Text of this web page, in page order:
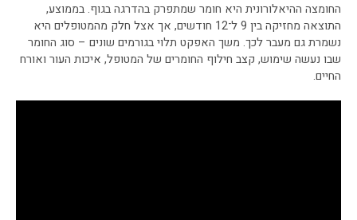
החומצה ההיאלורונית היא חומר שמתפרק בהדרגה בגוף. בממוצע,
התוצאה מחזיקה בין 9 ל־12 חודשים, אך אצל חלק מהמטופלים היא
נשמרת גם מעבר לכך. משך האפקט תלוי בגורמים שונים – סוג החומר
שבו נעשה שימוש, קצב חילוף החומרים של המטופל, איכות העור ואורח
החיים.